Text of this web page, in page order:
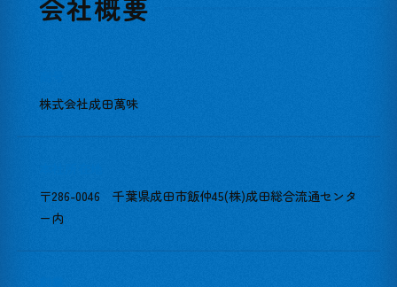
会社概要
株式会社成田萬味
〒286-0046 千葉県成田市飯仲45(株)成田総合流通センタ
ー内